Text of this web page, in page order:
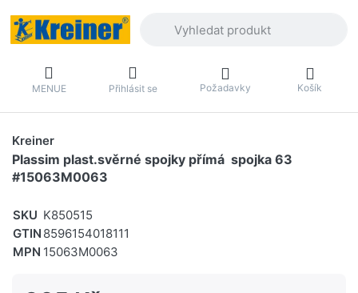
MENUE Přihlásit se Požadavky Košík
Kreiner
Plassim plast.svěrné spojky přímá spojka 63
#15063M0063
SKU K850515
GTIN 8596154018111
MPN 15063M0063